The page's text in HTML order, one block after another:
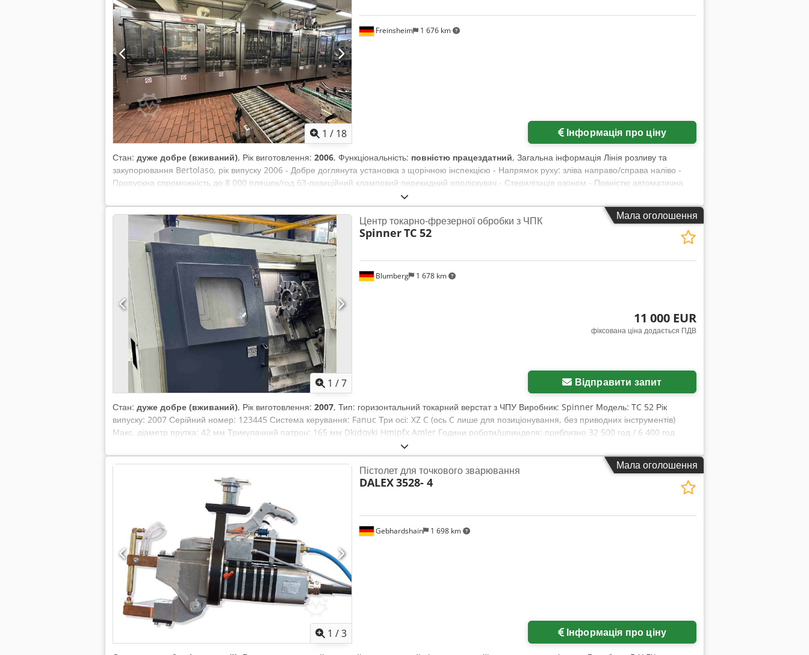
1 / 18
Freinsheim 1 676 km
Інформація про ціну
Стан: дуже добре (вживаний), Рік виготовлення: 2006, Функціональність: повністю працездатний, Загальна інформація Лінія розливу та
закупорювання Bertolaso, рік випуску 2006 - Добре доглянута установка з щорічною інспекцією - Напрямок руху: зліва направо/справа наліво -
Пропускна спроможність до 8 000 пляшок/год 63-позиційний кламповий перекидний ополіскувач - Стерилізація озоном - Повністю автоматична
стерилізація до початку розливу - Централізоване регулювання зірочок входу, простий обмін подаючих шнеків 40-позиційний вакуумний
наповнювач - З новою коробкою передач - Централізоване регулювання подаючих шнеків Dksdpfxju A Imvo Amler - Простий обмін подаючих
шнеків - Повністю автоматичне демпфування - Централізоване регулювання висоти 6-позиційний закупорювач натуральною пробкою - З окремою
подачею пробки 6-головковий закупорювач гвинтових ковпачків для BVS 30/60 і MCA 28 - Централізована подача ковпачків - З централізованою
контрольною станцією - Автоматичний відбір бракованих пляшок та станція збору - Повністю автоматичне регулювання зірочок і простий обмін
шнеків Лінія розливу та закупорювання доступна негайно і може бути оглянута у будь-який час за домовленістю. Б/в обладнання для напоїв Hans
Biedert
Мала оголошення
1 /7
Blumberg 1 678 km
Центр токарно-фрезерної обробки з ЧПК
SpinnerTC 52
11 000 EUR
фіксована ціна додається ПДВ
Відправити запит
Стан: дуже добре (вживаний), Рік виготовлення: 2007, Тип: горизонтальний токарний верстат з ЧПУ Виробник: Spinner Модель: TC 52 Рік
випуску: 2007 Серійний номер: 123445 Система керування: Fanuc Три осі: XZ C (ось C лише для позиціонування, без приводних інструментів)
Макс. діаметр прутка: 42 мм Трикулачний патрон: 165 мм Dkjdoyki Hmjpfx Amler Години роботи/шпинделя: приблизно 32 500 год / 6 400 год
(зчитано у 2025/11) Комплектація: транспортер стружки, система центрального охолодження, патрон, документація Стан: добрий
Мала оголошення
1 /3
Gebhardshain 1 698 km
Пістолет для точкового зварювання
DALEX3528- 4
Інформація про ціну